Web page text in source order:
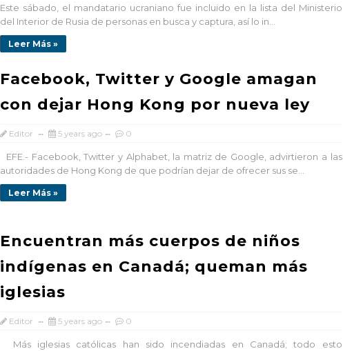
Este sábado, el mandatario ucraniano fue incluido en la lista del Ministerio
del Interior de Rusia de personas en busca y captura, así lo in...
Leer Más »
Facebook, Twitter y Google amagan
con dejar Hong Kong por nueva ley
Editor 5 years ago 0
EFE.- Facebook, Twitter y Alphabet, la matriz de Google, advirtieron a las
autoridades de Hong Kong de que podrían dejar de ofrecer sus se...
Leer Más »
Encuentran más cuerpos de niños
indígenas en Canadá; queman más
iglesias
Editor 5 years ago 0
Más iglesias católicas han sido incendiadas en Canadá; todo esto